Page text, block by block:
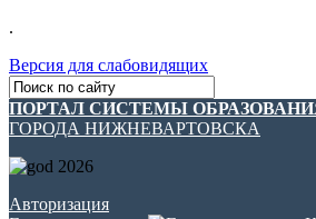
.
Версия для слабовидящих
ПОРТАЛ СИСТЕМЫ
ГОРОДА НИЖНЕВАРТОВСКА
Авторизация